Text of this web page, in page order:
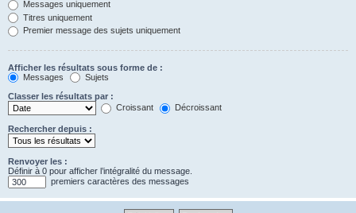
Messages uniquement
Titres uniquement
Premier message des sujets uniquement
Afficher les résultats sous forme de :
Messages
Sujets
Classer les résultats par :
Croissant
Décroissant
Rechercher depuis :
Renvoyer les :
Définir à 0 pour afficher l’intégralité du message.
premiers caractères des messages